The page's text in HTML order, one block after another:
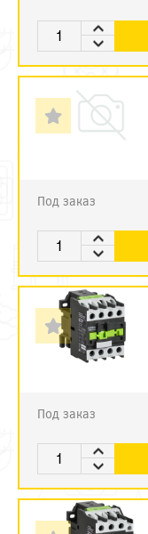
Под заказ
Под заказ